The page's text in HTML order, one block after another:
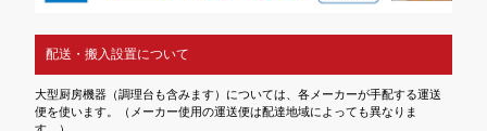
配送・搬入設置について
大型厨房機器（調理台も含みます）については、各メーカーが手配する運送
便を使います。（メーカー使用の運送便は配達地域によっても異なりま